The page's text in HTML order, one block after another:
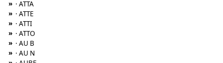
» · ATTA
» · ATTE
» · ATTI
» · ATTO
» · AU B
» · AU N